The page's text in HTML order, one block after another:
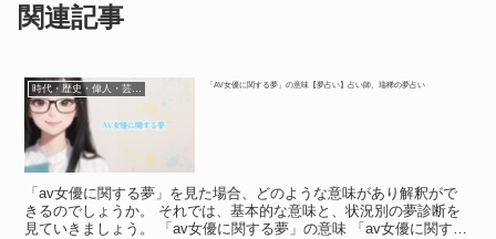
関連記事
時代・歴史・偉人・芸能人 「AV女優に関する夢」の意味【夢占い】占い師、瑞稀の夢占い
「av女優に関する夢」を見た場合、どのような意味があり解釈がで
きるのでしょうか。 それでは、基本的な意味と、状況別の夢診断を
見ていきましょう。 「av女優に関する夢」の意味 「av女優に関する